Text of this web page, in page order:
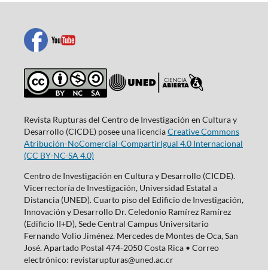
Revista Rupturas del Centro de Investigación en Cultura y
Desarrollo (CICDE) posee una licenciaCreative Commons
Atribución-NoComercial-CompartirIgual 4.0 Internacional
(CC BY-NC-SA 4.0)
Centro de Investigación en Cultura y Desarrollo (CICDE).
Vicerrectoría de Investigación, Universidad Estatal a
Distancia (UNED). Cuarto piso del Edificio de Investigación,
Innovación y Desarrollo Dr. Celedonio Ramírez Ramírez
(Edificio II+D), Sede Central Campus Universitario
Fernando Volio Jiménez. Mercedes de Montes de Oca, San
José. Apartado Postal 474-2050 Costa Rica • Correo
electrónico: revistarupturas@uned.ac.cr